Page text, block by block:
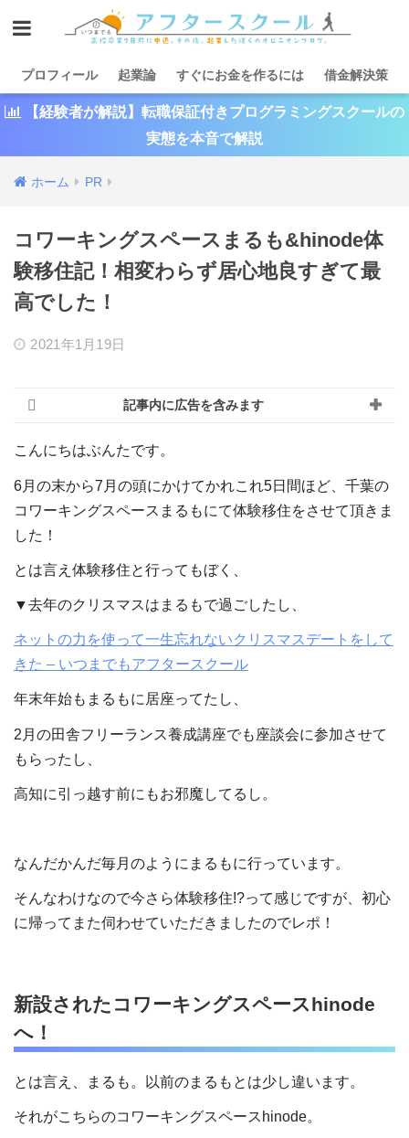
プロフィール 起業論 すぐにお金を作るには 借金解決策
【経験者が解説】転職保証付きプログラミングスクールの
実態を本音で解説
ホーム PR
コワーキングスペースまるも&hinode体
験移住記！相変わらず居心地良すぎて最
高でした！
2021年1月19日
記事内に広告を含みます
こんにちはぶんたです。
6月の末から7月の頭にかけてかれこれ5日間ほど、千葉の
コワーキングスペースまるもにて体験移住をさせて頂きま
した！
とは言え体験移住と行ってもぼく、
▼去年のクリスマスはまるもで過ごしたし、
ネットの力を使って一生忘れないクリスマスデートをして
きた – いつまでもアフタースクール
年末年始もまるもに居座ってたし、
2月の田舎フリーランス養成講座でも座談会に参加させて
もらったし、
高知に引っ越す前にもお邪魔してるし。
なんだかんだ毎月のようにまるもに行っています。
そんなわけなので今さら体験移住!?って感じですが、初心
に帰ってまた伺わせていただきましたのでレポ！
新設されたコワーキングスペースhinode
へ！
とは言え、まるも。以前のまるもとは少し違います。
それがこちらのコワーキングスペースhinode。